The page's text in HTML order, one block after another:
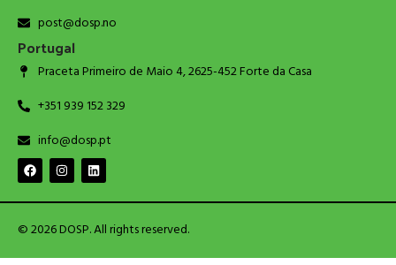
post@dosp.no
Portugal
Praceta Primeiro de Maio 4, 2625-452 Forte da Casa
+351 939 152 329
info@dosp.pt
© 2026 DOSP. All rights reserved.